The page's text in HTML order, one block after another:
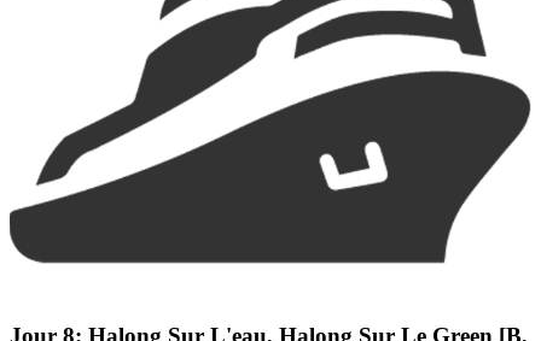
Jour 8: Halong Sur L'eau, Halong Sur Le Green [B,